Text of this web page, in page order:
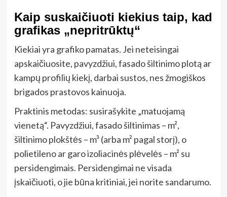
Kaip suskaičiuoti kiekius taip, kad
grafikas „nepritrūktų“
Kiekiai yra grafiko pamatas. Jei neteisingai
apskaičiuosite, pavyzdžiui, fasado šiltinimo plotą ar
kampų profilių kiekį, darbai sustos, nes žmogiškos
brigados prastovos kainuoja.
Praktinis metodas: susirašykite „matuojamą
vienetą“. Pavyzdžiui, fasado šiltinimas – m²,
šiltinimo plokštės – m³ (arba m² pagal storį), o
polietileno ar garo izoliacinės plėvelės – m² su
persidengimais. Persidengimai ne visada
įskaičiuoti, o jie būna kritiniai, jei norite sandarumo.